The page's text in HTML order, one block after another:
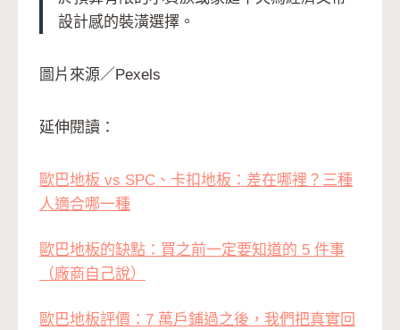
設計感的裝潢選擇。
圖片來源／Pexels
延伸閱讀：
歐巴地板 vs SPC、卡扣地板：差在哪裡？三種
人適合哪一種
歐巴地板的缺點：買之前一定要知道的 5 件事
（廠商自己說）
歐巴地板評價：7 萬戶鋪過之後，我們把真實回